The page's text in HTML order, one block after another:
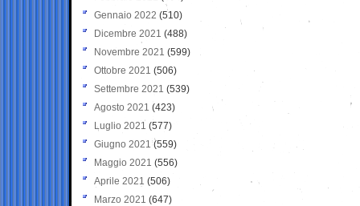
Gennaio 2022 (510)
Dicembre 2021 (488)
Novembre 2021 (599)
Ottobre 2021 (506)
Settembre 2021 (539)
Agosto 2021 (423)
Luglio 2021 (577)
Giugno 2021(559)
Maggio 2021 (556)
Aprile 2021 (506)
Marzo 2021 (647)